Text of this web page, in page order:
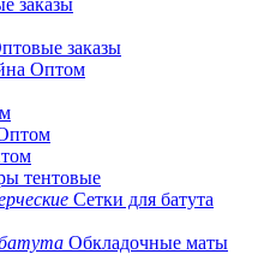
заказы
заказы
Оптом
тентовые
Сетки для батута
Обкладочные маты